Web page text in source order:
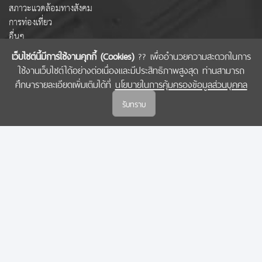
เว็บไซต์นี้มีการใช้งานคุกกี้ (Cookies)?? เพื่ออำนวยความสะดวกในการ
ใช้งานเว็บไซต์ได้อย่างต่อเนื่องและมีประสิทธิภาพสูงสุด ท่านสามารถ
ศึกษารายละเอียดเพิ่มเติมได้ที่ นโยบายในการคุ้มครองข้อมูลส่วนบุคคล
รับทราบ
สภาวะแวดล้อมทางสังคม
การท่องเที่ยว
อื่นๆ
COPYRIGHT © 2022 สำนักงานคณะกรรมการส่งเสริมวิทยาศาสตร์ วิจัยและนวัตกรรม
(สกสว.)
นโยบายในการคุ้มครองข้อมูลส่วนบุคคล